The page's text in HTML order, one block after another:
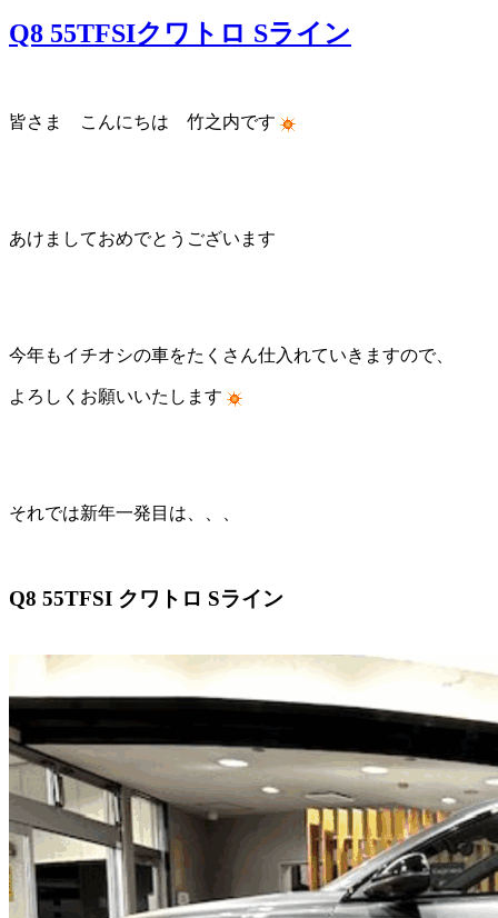
Q8 55TFSIクワトロ Sライン
皆さま こんにちは 竹之内です
あけましておめでとうございます
今年もイチオシの車をたくさん仕入れていきますので、
よろしくお願いいたします
それでは新年一発目は、、、
Q8 55TFSI クワトロ Sライン